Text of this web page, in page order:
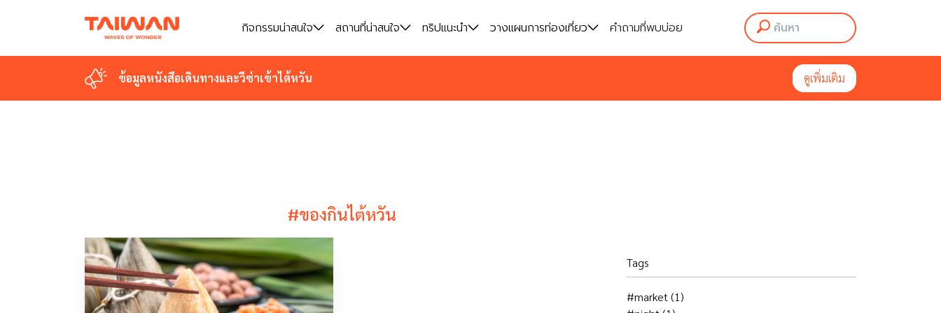
กิจกรรมน่าสนใจ สถานที่น่าสนใจ ทริปแนะนำ วางแผนการท่องเที่ยว คำถามที่พบบ่อย
ข้อมูลหนังสือเดินทางและวีซ่าเข้าไต้หวัน ดูเพิ่มเติม
กิจกรรมน่าสนใจ สถานที่น่าสนใจ ทริปแนะนำ วางแผนการท่องเที่ยว คำถามที่พบบ่อย
ข้อมูลหนังสือเดินทางและวีซ่าเข้าไต้หวัน ดูเพิ่มเติม
#ของกินไต้หวัน
Tags
#market(1)